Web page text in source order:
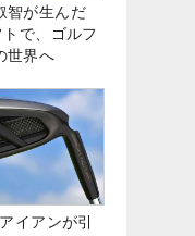
智が生んだ
で、ゴルフ
世界へ
イアンが引